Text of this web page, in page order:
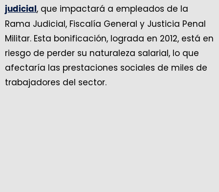
judicial , que impactará a empleados de la
Rama Judicial, Fiscalía General y Justicia Penal
Militar. Esta bonificación, lograda en 2012, está en
riesgo de perder su naturaleza salarial, lo que
afectaría las prestaciones sociales de miles de
trabajadores del sector.